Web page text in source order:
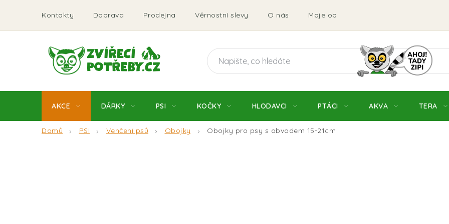
obsah
Kontakty Doprava Prodejna Věrnostní slevy O nás Moje objednávka Obchodní
AKCE DÁRKY PSI KOČKY HLODAVCI PTÁCI AKVA TERA
Domů PSI Venčení psů Obojky Obojky pro psy s obvodem 15-21cm